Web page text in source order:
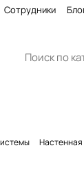
Сотрудники
Настенная